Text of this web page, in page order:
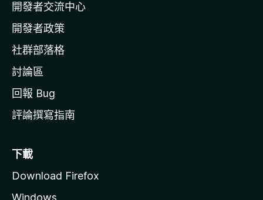
官
網
開發者交流中心
開發者政策
社群部落格
討論區
回報 Bug
評論撰寫指南
下載
Download Firefox
Windows